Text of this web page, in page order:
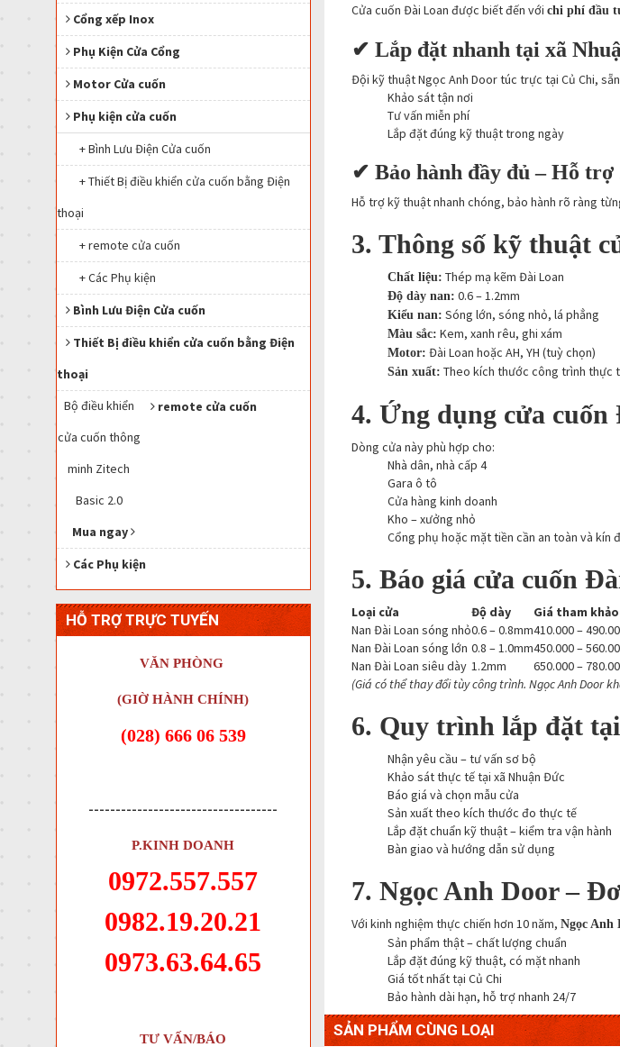
Cửa cuốn Đài Loan được biết đến với chi phí đầu
✔ Lắp đặt nhanh tại xã
Đội kỹ thuật Ngọc Anh Door túc trực tại Củ Chi,
Khảo sát tận nơi
Tư vấn miễn phí
Lắp đặt đúng kỹ thuật trong ngày
✔ Bảo hành đầy đủ – Hỗ trợ
Hỗ trợ kỹ thuật nhanh chóng, bảo hành rõ ràng
3. Thông số kỹ thuật
Chất liệu: Thép mạ kẽm Đài Loan
Độ dày nan: 0.6 – 1.2mm
Kiểu nan: Sóng lớn, sóng nhỏ, lá phẳng
Màu sắc: Kem, xanh rêu, ghi xám
Motor: Đài Loan hoặc AH, YH (tuỳ chọn)
Sản xuất: Theo kích thước công trình thực
4. Ứng dụng cửa
Dòng cửa này phù hợp cho:
Nhà dân, nhà cấp 4
Gara ô tô
Cửa hàng kinh doanh
Kho – xưởng nhỏ
Cổng phụ hoặc mặt tiền cần an toàn và kín
5. Báo giá cửa cuốn
Loại cửa Độ dày
Giá tham
Nan Đài Loan sóng nhỏ0.6 – 0.8mm410.000 –
Nan Đài Loan sóng lớn 0.8 – 1.0mm450.000 –
Nan Đài Loan siêu dày 1.2mm
650.000 –
(Giá có thể thay đổi tùy công trình. Ngọc Anh Door
6. Quy trình lắp đặt
Nhận yêu cầu – tư vấn sơ bộ
Khảo sát thực tế tại xã Nhuận Đức
Báo giá và chọn mẫu cửa
Sản xuất theo kích thước đo thực tế
Lắp đặt chuẩn kỹ thuật – kiểm tra vận hành
Bàn giao và hướng dẫn sử dụng
7. Ngọc Anh Door –
Với kinh nghiệm thực chiến hơn 10 năm, Ngọc Anh
Sản phẩm thật – chất lượng chuẩn
Lắp đặt đúng kỹ thuật, có mặt nhanh
Giá tốt nhất tại Củ Chi
Bảo hành dài hạn, hỗ trợ nhanh 24/7
SẢN PHẨM CÙNG LOẠI
Cổng xếp Inox
Phụ Kiện Cửa Cổng
Motor Cửa cuốn
Phụ kiện cửa cuốn
+ Bình Lưu Điện Cửa cuốn
+ Thiết Bị điều khiển cửa cuốn bằng Điện
thoại
+ remote cửa cuốn
+ Các Phụ kiện
Bình Lưu Điện Cửa cuốn
Thiết Bị điều khiển cửa cuốn bằng Điện
thoại
Bộ điều khiển
cửa cuốn thông
minh Zitech
Basic 2.0
Mua ngay
remote cửa cuốn
Các Phụ kiện
HỖ TRỢ TRỰC TUYẾN
VĂN PHÒNG
(GIỜ HÀNH CHÍNH)
(028) 666 06 539
-----------------------------------
P.KINH DOANH
0972.557.557
0982.19.20.21
0973.63.64.65
TƯ VẤN/BÁO